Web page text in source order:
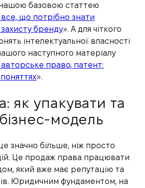
базовою статтею
що потрібно знати
бренду». А для чіткого
інтелектуальної власності
наступного матеріалу
право, патент:
».
як упакувати та
модель
значно більше, ніж просто
Це продаж права працювати
який вже має репутацію та
Юридичним фундаментом, на